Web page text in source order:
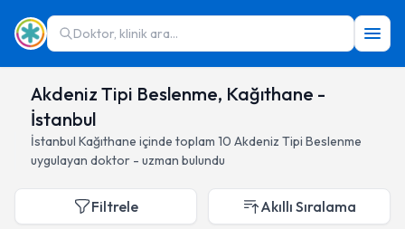
Doktor, klinik ara...
Akdeniz Tipi Beslenme, Kağıthane -
İstanbul
İstanbul Kağıthane içinde toplam 10 Akdeniz Tipi Beslenme
uygulayan doktor - uzman bulundu
Filtrele Akıllı Sıralama